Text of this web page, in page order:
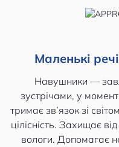
Маленькі
Навушники —
зустрічами, у
тримає зв’язок зі
цілісність. Захищає
вологи. Допомагає